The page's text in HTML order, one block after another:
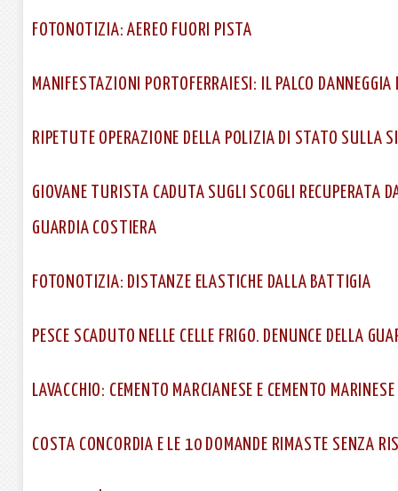
FOTONOTIZIA: AEREO FUORI PISTA
MANIFESTAZIONI PORTOFERRAIESI: IL PALCO DANNEGGIA
RIPETUTE OPERAZIONE DELLA POLIZIA DI STATO SULLA
GIOVANE TURISTA CADUTA SUGLI SCOGLI RECUPERATA
GUARDIA COSTIERA
FOTONOTIZIA: DISTANZE ELASTICHE DALLA BATTIGIA
PESCE SCADUTO NELLE CELLE FRIGO. DENUNCE DELLA
LAVACCHIO: CEMENTO MARCIANESE E CEMENTO MARINESE
COSTA CONCORDIA E LE 10 DOMANDE RIMASTE SENZA